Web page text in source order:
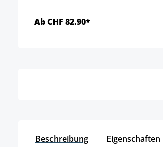
Ab CHF 82.90*
Beschreibung Eigenschaften